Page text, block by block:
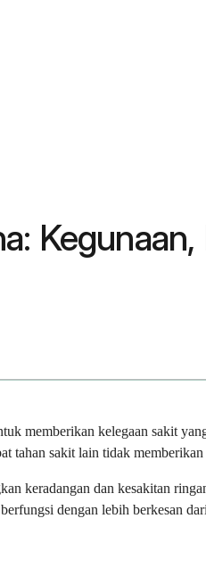
Kegunaan,
memberikan kelegaan sakit
tahan sakit lain tidak
keradangan dan kesakitan
dengan lebih berkesan